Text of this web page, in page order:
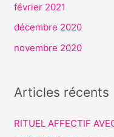
février 2021
décembre 2020
novembre 2020
Articles récents
RITUEL AFFECTIF